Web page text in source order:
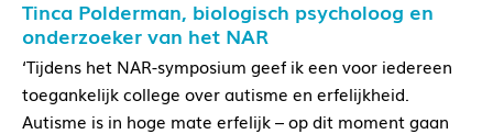
Tinca Polderman, biologisch psycholoog en
onderzoeker van het NAR
‘Tijdens het NAR-symposium geef ik een voor iedereen
toegankelijk college over autisme en erfelijkheid.
Autisme is in hoge mate erfelijk – op dit moment gaan